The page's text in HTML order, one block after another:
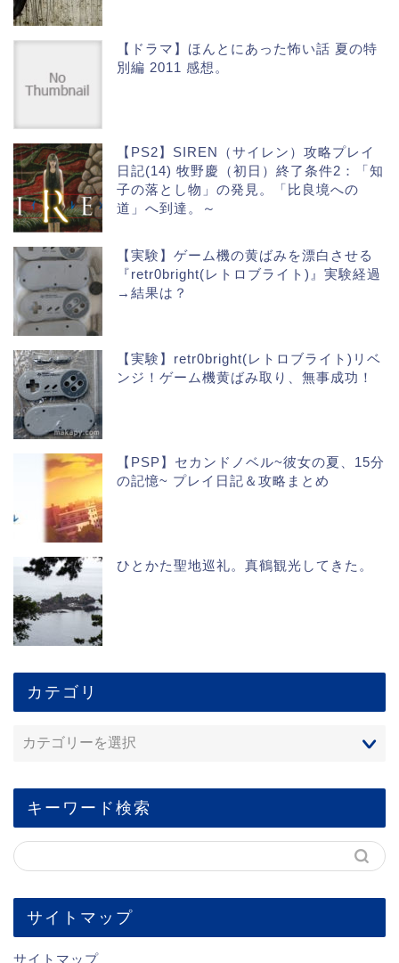
【ドラマ】ほんとにあった怖い話 夏の特
別編 2011 感想。
【PS2】SIREN（サイレン）攻略プレイ
日記(14) 牧野慶（初日）終了条件2：「知
子の落とし物」の発見。「比良境への
道」へ到達。～
【実験】ゲーム機の黄ばみを漂白させる
『retr0bright(レトロブライト)』実験経過
→結果は？
【実験】retr0bright(レトロブライト)リベ
ンジ！ゲーム機黄ばみ取り、無事成功！
【PSP】セカンドノベル~彼女の夏、15分
の記憶~ プレイ日記＆攻略まとめ
ひとかた聖地巡礼。真鶴観光してきた。
カテゴリ
キーワード検索
サイトマップ
サイトマップ